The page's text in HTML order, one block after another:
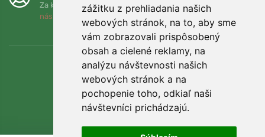
zážitku z prehliadania našich
webových stránok, na to, aby sme
vám zobrazovali prispôsobený
obsah a cielené reklamy, na
analýzu návštevnosti našich
webových stránok a na
pochopenie toho, odkiaľ naši
návštevníci prichádzajú.
Za každú objednávku zasadíme strom! Prečítajte si viac
nás